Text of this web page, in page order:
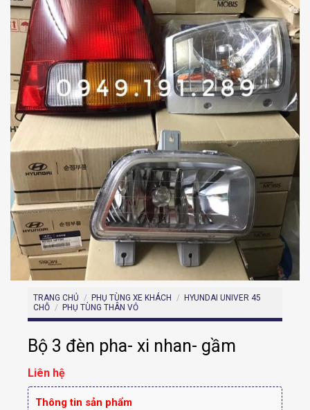
TRANG CHỦ / PHỤ TÙNG XE KHÁCH / HYUNDAI UNIVER 45
CHỖ / PHỤ TÙNG THÂN VỎ
Bộ 3 đèn pha- xi nhan- gầm
Liên hệ
Thông tin sản phẩm